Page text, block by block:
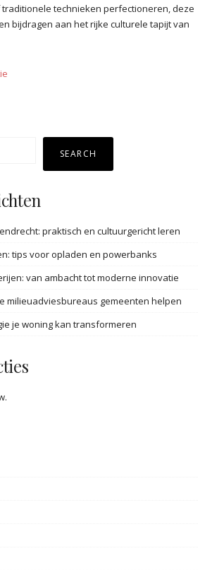
technieken perfectioneren, deze
bijdragen aan het rijke culturele tapijt van
SEARCH
praktisch en cultuurgericht leren
tips voor opladen en powerbanks
van ambacht tot moderne innovatie
milieuadviesbureaus gemeenten helpen
je woning kan transformeren